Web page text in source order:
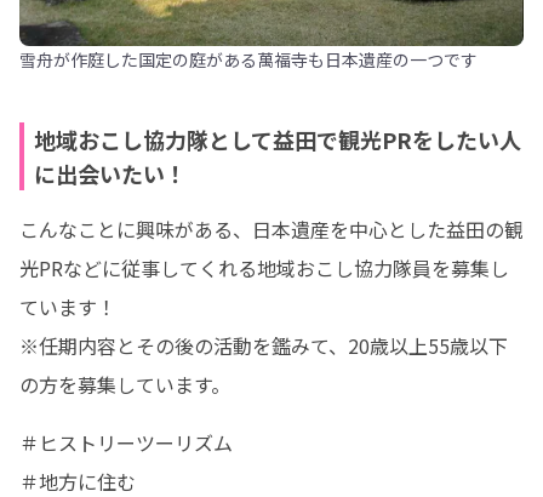
雪舟が作庭した国定の庭がある萬福寺も日本遺産の一つです
地域おこし協力隊として益田で観光PRをしたい人
に出会いたい！
こんなことに興味がある、日本遺産を中心とした益田の観
光PRなどに従事してくれる地域おこし協力隊員を募集し
ています！
※任期内容とその後の活動を鑑みて、20歳以上55歳以下
の方を募集しています。
＃ヒストリーツーリズム
＃地方に住む